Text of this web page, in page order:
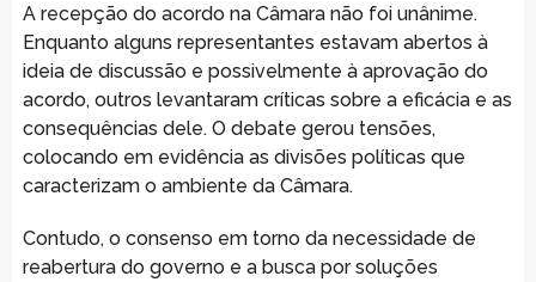
A recepção do acordo na Câmara não foi unânime.
Enquanto alguns representantes estavam abertos à
ideia de discussão e possivelmente à aprovação do
acordo, outros levantaram críticas sobre a eficácia e as
consequências dele. O debate gerou tensões,
colocando em evidência as divisões políticas que
caracterizam o ambiente da Câmara.
Contudo, o consenso em torno da necessidade de
reabertura do governo e a busca por soluções